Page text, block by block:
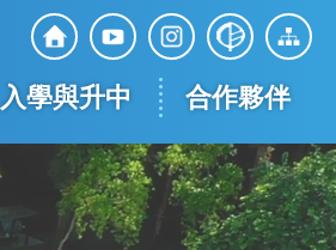
Top
Social
Media
入學與升中 合作夥伴